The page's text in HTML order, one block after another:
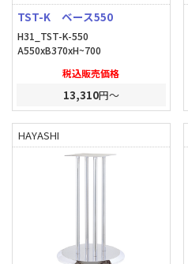
TST-K ベース550
H31_TST-K-550
A550xB370xH~700
税込販売価格
13,310円～
HAYASHI